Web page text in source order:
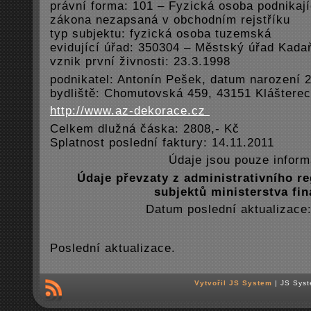
právní forma: 101 – Fyzická osoba
zákona nezapsaná v obchodním rejstříku
typ subjektu: fyzická osoba tuzemská
evidující úřad: 350304 – Městský úřad
vznik první živnosti: 23.3.1998
podnikatel: Antonín Pešek, datum narození
bydliště: Chomutovská 459, 43151
http://www.az-dekorace.cz
Celkem dlužná čáska: 2808,- Kč
Splatnost poslední faktury: 14.11.2011
Údaje jsou pouze
Údaje převzaty z administrativního
subjektů ministerstva
Datum poslední
Poslední­ aktualizace.
Vytvořil JS System | JS